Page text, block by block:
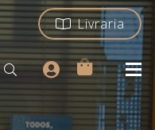
Livraria